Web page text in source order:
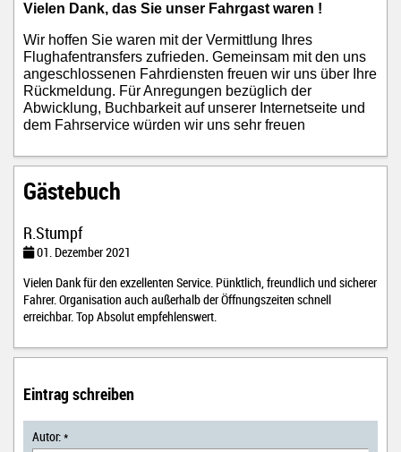
Vielen Dank, das Sie unser Fahrgast waren !
Wir hoffen Sie waren mit der Vermittlung Ihres
Flughafentransfers zufrieden. Gemeinsam mit den uns
angeschlossenen Fahrdiensten freuen wir uns über Ihre
Rückmeldung. Für Anregungen bezüglich der
Abwicklung, Buchbarkeit auf unserer Internetseite und
dem Fahrservice würden wir uns sehr freuen
Gästebuch
R.Stumpf
01. Dezember 2021
Vielen Dank für den exzellenten Service. Pünktlich, freundlich und sicherer
Fahrer. Organisation auch außerhalb der Öffnungszeiten schnell
erreichbar. Top Absolut empfehlenswert.
Eintrag schreiben
Autor: *